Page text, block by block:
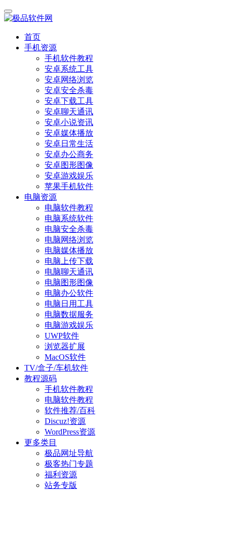
首页
手机资源
手机软件教程
安卓系统工具
安卓网络浏览
安卓安全杀毒
安卓下载工具
安卓聊天通讯
安卓小说资讯
安卓媒体播放
安卓日常生活
安卓办公商务
安卓图形图像
安卓游戏娱乐
苹果手机软件
电脑资源
电脑软件教程
电脑系统软件
电脑安全杀毒
电脑网络浏览
电脑媒体播放
电脑上传下载
电脑聊天通讯
电脑图形图像
电脑办公软件
电脑日用工具
电脑数据服务
电脑游戏娱乐
UWP软件
浏览器扩展
MacOS软件
TV/盒子/车机软件
教程源码
手机软件教程
电脑软件教程
软件推荐/百科
Discuz!资源
WordPress资源
更多类目
极品网址导航
极客热门专题
福利资源
站务专版